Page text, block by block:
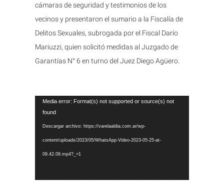
cámaras de seguridad y testimonios de los
vecinos y presentaron el sumario a la Fiscalía de
Delitos Sexuales, subrogada por el Fiscal Darío
Mariuzzi, quien solicitó medidas al Juzgado de
Garantías N° 6 en turno del Juez Diego Agüero.
Reproductor
vídeo
Media error: Format(s) not supported or source(s) not
found
Descargar archivo: https://varelaaldia.com.ar/wp-
content/uploads/2023/05/WhatsApp-Video-2023-05-25-at-
09.42.09.mp4?_=1